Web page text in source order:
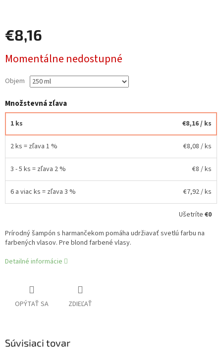
€8,16
cena:
Momentálne nedostupné
Objem
Množstevná zľava
1 ks €8,16/ ks
2 ks = zľava 1 % €8,08 / ks
3 - 5 ks = zľava 2 % €8 / ks
6 a viac ks = zľava 3 % €7,92/ ks
Ušetríte €0
Prírodný šampón s harmančekom pomáha udržiavať svetlú farbu na
farbených vlasov. Pre blond farbené vlasy.
Detailné informácie
OPÝTAŤ SA ZDIEĽAŤ
Súvisiaci tovar